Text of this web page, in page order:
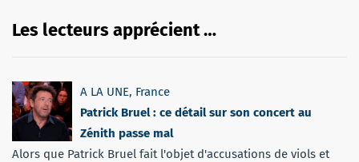
Les lecteurs apprécient …
A LA UNE, France
Patrick Bruel : ce détail sur son concert au
Zénith passe mal
Alors que Patrick Bruel fait l'objet d'accusations de viols et